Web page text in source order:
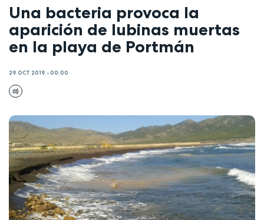
Una bacteria provoca la
aparición de lubinas muertas
en la playa de Portmán
29 OCT 2019 - 00:00